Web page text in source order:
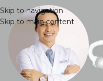
Skip to navigation
Skip to main content